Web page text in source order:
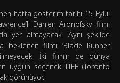
hatta gösterim tarihi 15 Eylül
Darren Aronofsky filmi
yer almayacak. Aynı şekilde
beklenen filmi ‘Blade Runner
İki filmin de dünya
uygun seçenek TIFF (Toronto
görünüyor.